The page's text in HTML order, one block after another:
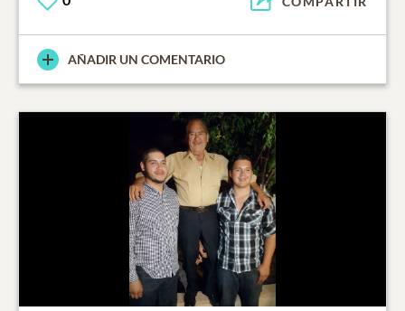
AÑADIR UN COMENTARIO